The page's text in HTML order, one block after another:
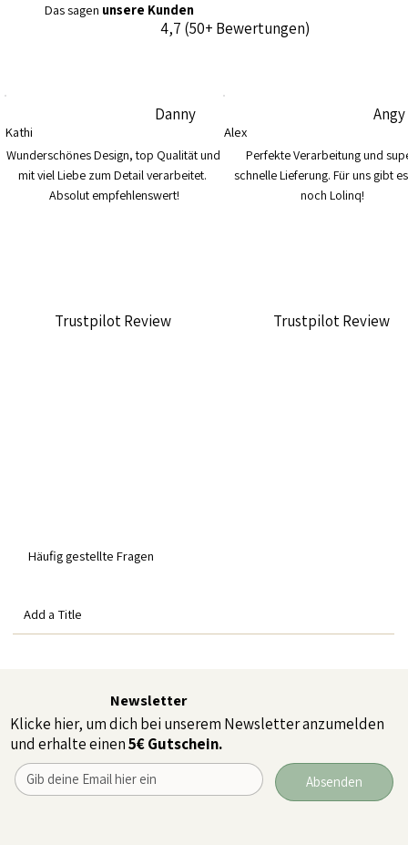
Das sagen unsere Kunden
4,7 (50+ Bewertungen)
Kathi
Wunderschönes Design, top Qualität und
mit viel Liebe zum Detail verarbeitet.
Absolut empfehlenswert!
Danny
Trustpilot Review
Alex
Perfekte Verarbeitung und
schnelle Lieferung. Für uns gibt
noch Lolinq!
Angy
Trustpilot Review
Häufig gestellte Fragen
Add a Title
Newsletter
Klicke hier, um dich bei unserem Newsletter anzumelden
und erhalte einen5€ Gutschein.
Absenden